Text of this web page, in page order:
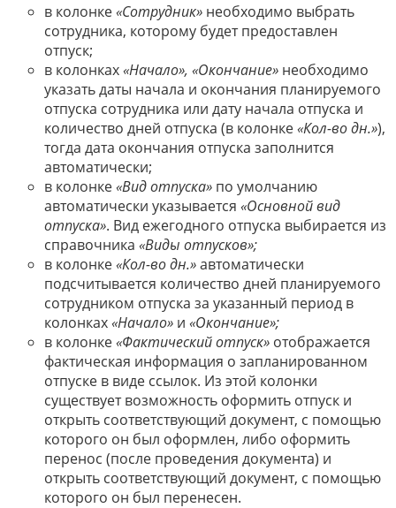
в колонке«Сотрудник» необходимо выбрать
сотрудника, которому будет предоставлен
отпуск;
в колонках«Начало», «Окончание» необходимо
указать даты начала и окончания планируемого
отпуска сотрудника или дату начала отпуска и
количество дней отпуска (в колонке«Кол-во дн.»),
тогда дата окончания отпуска заполнится
автоматически;
в колонке«Вид отпуска» по умолчанию
автоматически указывается «Основной вид
отпуска». Вид ежегодного отпуска выбирается из
справочника «Виды отпусков»;
в колонке«Кол-во дн.»автоматически
подсчитывается количество дней планируемого
сотрудником отпуска за указанный период в
колонках«Начало» и «Окончание»;
в колонке«Фактический отпуск» отображается
фактическая информация о запланированном
отпуске в виде ссылок. Из этой колонки
существует возможность оформить отпуск и
открыть соответствующий документ, с помощью
которого он был оформлен, либо оформить
перенос (после проведения документа) и
открыть соответствующий документ, с помощью
которого он был перенесен.